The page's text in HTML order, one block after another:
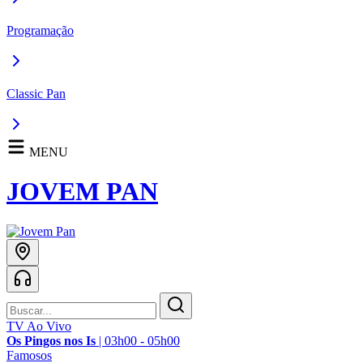
Programação
Classic Pan
MENU
JOVEM PAN
TV Ao Vivo
Os Pingos nos Is | 03h00 - 05h00
Famosos